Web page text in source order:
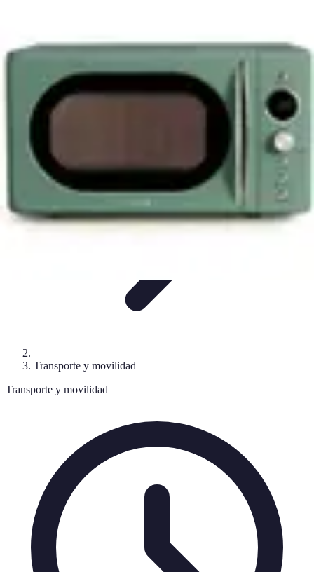
Viajar por España
Transporte y movilidad
Transporte y movilidad